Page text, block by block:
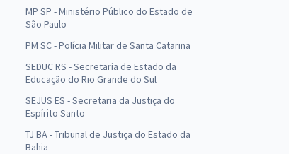
MP SP - Ministério Público do Estado de
São Paulo
PM SC - Polícia Militar de Santa Catarina
SEDUC RS - Secretaria de Estado da
Educação do Rio Grande do Sul
SEJUS ES - Secretaria da Justiça do
Espírito Santo
TJ BA - Tribunal de Justiça do Estado da
Bahia